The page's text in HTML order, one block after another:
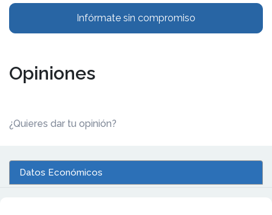
Infórmate sin compromiso
Opiniones
¿Quieres dar tu opinión?
Datos Económicos